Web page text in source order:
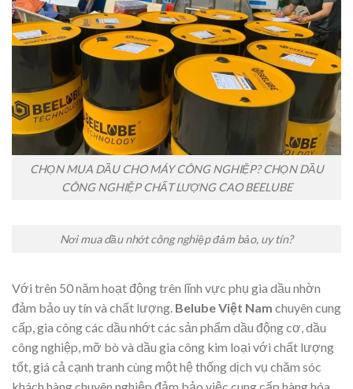
CHỌN MUA DẦU CHO MÁY CÔNG NGHIỆP? CHỌN DẦU
CÔNG NGHIỆP CHẤT LƯỢNG CAO BEELUBE
Nơi mua dầu nhớt công nghiệp đảm bảo, uy tín?
Với trên 50 năm hoạt động trên lĩnh vực phụ gia dầu nhờn
đảm bảo uy tín và chất lượng. Belube Việt Nam chuyên cung
cấp, gia công các dầu nhớt các sản phẩm dầu động cơ, dầu
công nghiệp, mỡ bò và dầu gia công kim loại với chất lượng
tốt, giá cả cạnh tranh cùng một hệ thống dịch vụ chăm sóc
khách hàng chuyên nghiệp đảm bảo việc cung cấp hàng hóa